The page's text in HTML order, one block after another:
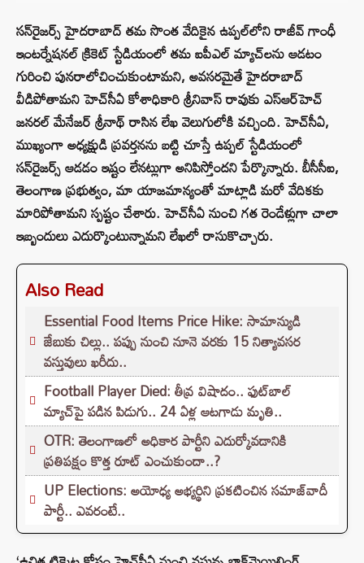
సన్‌రైజర్స్ హైదరాబాద్ తమ సొంత వేదికైన ఉప్పల్‌లోని రాజీవ్ గాంధీ
ఇంటర్నేషనల్ క్రికెట్ స్టేడియంలో తమ ఐపీఎల్ మ్యాచ్‌లను ఆడటం
గురించి పునరాలోచించుకుంటామని, అవసరమైతే హైదరాబాద్‌
వీడిపోతామని హెచ్‌సీఏ కోశాధికారి శ్రీనివాస్ రావుకు ఎస్‌ఆర్‌హెచ్‌
జనరల్ మేనేజర్ శ్రీనాథ్ రాసిన లేఖ వెలుగులోకి వచ్చింది. హెచ్‌సీఏ,
ముఖ్యంగా అధ్యక్షుడి ప్రవర్తనను బట్టి చూస్తే ఉప్పల్ స్టేడియంలో
సన్‌రైజర్స్‌ ఆడడం ఇష్టం లేనట్లుగా అనిపిస్తోందని పేర్కొన్నారు. బీసీసీఐ,
తెలంగాణ ప్రభుత్వం, మా యాజమాన్యంతో మాట్లాడి మరో వేదికకు
మారిపోతామని స్పష్టం చేశారు. హెచ్‌సీఏ నుంచి గత రెండేళ్లుగా చాలా
ఇబ్బందులు ఎదుర్కొంటున్నామని లేఖలో రాసుకొచ్చారు.
Also Read
Essential Food Items Price Hike: సామాన్యుడి
జేబుకు చిల్లు.. పప్పు నుంచి నూనె వరకు 15 నిత్యావసర
వస్తువులు ఖరీదు..
Football Player Died: తీవ్ర విషాదం.. ఫుట్‌బాల్
మ్యాచ్‌పై పడిన పిడుగు.. 24 ఏళ్ల ఆటగాడు మృతి..
OTR: తెలంగాణలో అధికార పార్టీని ఎదుర్కోవడానికి
ప్రతిపక్షం కొత్త రూట్‌ ఎంచుకుందా..?
UP Elections: అయోధ్య అభ్యర్థిని ప్రకటించిన సమాజ్‌వాదీ
పార్టీ.. ఎవరంటే..